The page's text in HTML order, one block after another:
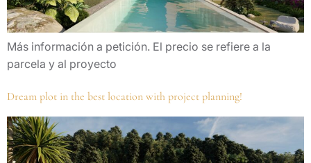
Más información a petición. El precio se refiere a la
parcela y al proyecto
Dream plot in the best location with project planning!